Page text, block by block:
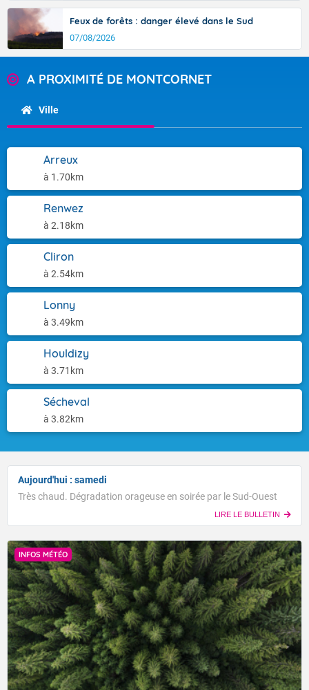
Feux de forêts : danger élevé dans le Sud
07/08/2026
A PROXIMITÉ DE MONTCORNET
Ville
Arreux
à 1.70km
Renwez
à 2.18km
Cliron
à 2.54km
Lonny
à 3.49km
Houldizy
à 3.71km
Sécheval
à 3.82km
Aujourd'hui : samedi
Très chaud. Dégradation orageuse en soirée par le Sud-Ouest
LIRE LE BULLETIN
INFOS MÉTÉO